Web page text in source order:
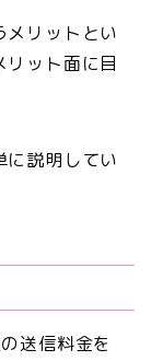
メリットとい
ット面に目
に説明してい
送信料金を